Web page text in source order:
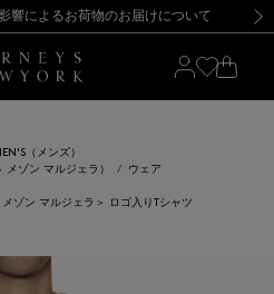
新規登録のお客様も対象！＜MY BARNEYS＞会員のお客様は11,000円（税込）以上のお買上げで常時送料無料！お買い物の際は会員登録を！
【夏季休業に伴う返品・交換承り一時停止のお知らせ】（2026.8.5）
響によるお荷物のお届けについて
SALEのご案内・ご注意事項 新規登録のお客様も対象！＜MY BARNEYS＞会員のお客様は11,000円（税込）以上のお買上げで常時送料無料！お買い物の際は会員登録を！
【夏季休業に伴う返品・交換承り一時停止のお知らせ】（2026.8.5）
（メンズ）
ゾン マルジェラ）
ウェア
ゾン マルジェラ＞ ロゴ入りTシャツ